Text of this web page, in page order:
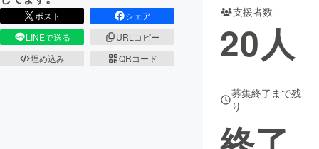
CAMPFIREふるさと納税machi-ya コミュニティ
ポスト
シェア
LINEで送る
URLコピー
埋め込み
QRコード
支援者数
20人
募集終了まで残
り